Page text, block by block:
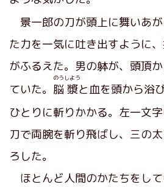
景一郎の刀が頭上に舞いあが
た力を一気に吐き出すように
がふるえた。男の躰が、頭頂
ていた。 脳
のう
漿
しよう
と血を頭から浴
ひとりに斬りかかる。左一文
刀で両腕を斬り飛ばし、三の
ろした。
ほとんど人間のかたちをし